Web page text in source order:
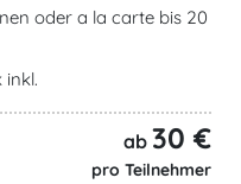
oder a la carte bis 20
inkl.
ab 30 €
pro Teilnehmer